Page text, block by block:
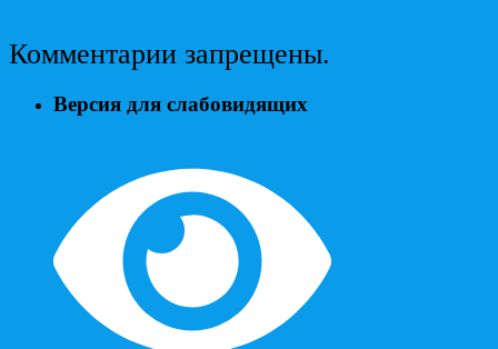
Комментарии запрещены.
Версия для слабовидящих